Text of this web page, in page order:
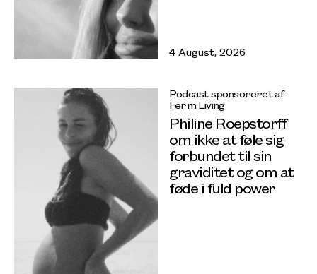
4 August, 2026
Podcast sponsoreret af
Ferm Living
Philine Roepstorff
om ikke at føle sig
forbundet til sin
graviditet og om at
føde i fuld power